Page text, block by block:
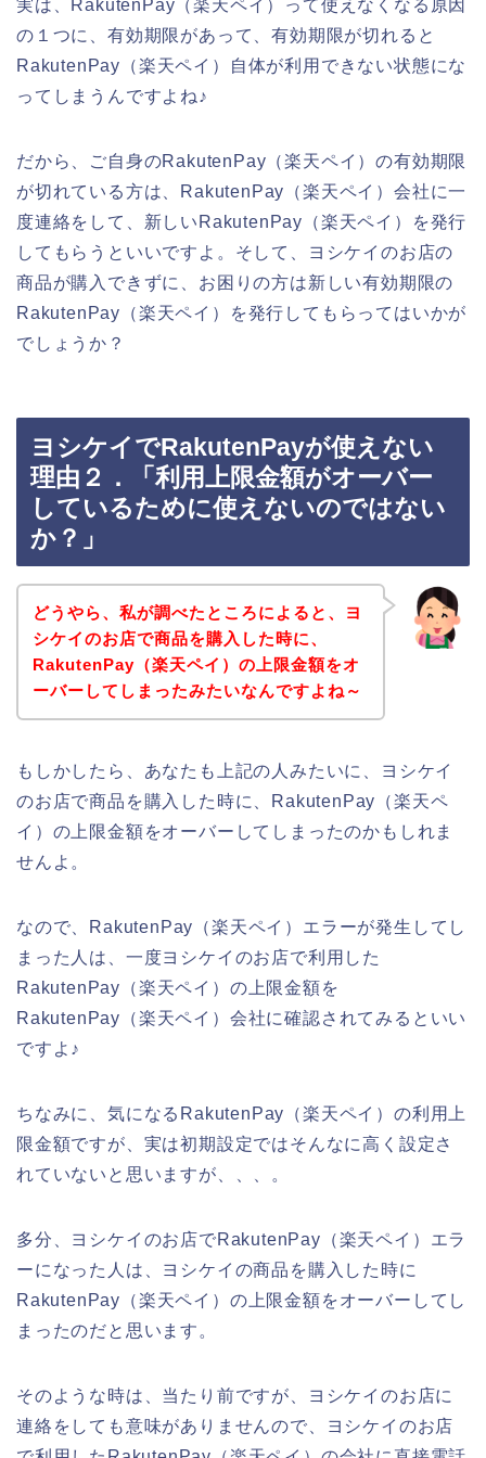
実は、RakutenPay（楽天ペイ）って使えなくなる原因
の１つに、有効期限があって、有効期限が切れると
RakutenPay（楽天ペイ）自体が利用できない状態にな
ってしまうんですよね♪
だから、ご自身のRakutenPay（楽天ペイ）の有効期限
が切れている方は、RakutenPay（楽天ペイ）会社に一
度連絡をして、新しいRakutenPay（楽天ペイ）を発行
してもらうといいですよ。そして、ヨシケイのお店の
商品が購入できずに、お困りの方は新しい有効期限の
RakutenPay（楽天ペイ）を発行してもらってはいかが
でしょうか？
ヨシケイでRakutenPayが使えない
理由２．「利用上限金額がオーバー
しているために使えないのではない
か？」
どうやら、私が調べたところによると、ヨ
シケイのお店で商品を購入した時に、
RakutenPay（楽天ペイ）の上限金額をオ
ーバーしてしまったみたいなんですよね～
もしかしたら、あなたも上記の人みたいに、ヨシケイ
のお店で商品を購入した時に、RakutenPay（楽天ペ
イ）の上限金額をオーバーしてしまったのかもしれま
せんよ。
なので、RakutenPay（楽天ペイ）エラーが発生してし
まった人は、一度ヨシケイのお店で利用した
RakutenPay（楽天ペイ）の上限金額を
RakutenPay（楽天ペイ）会社に確認されてみるといい
ですよ♪
ちなみに、気になるRakutenPay（楽天ペイ）の利用上
限金額ですが、実は初期設定ではそんなに高く設定さ
れていないと思いますが、、、。
多分、ヨシケイのお店でRakutenPay（楽天ペイ）エラ
ーになった人は、ヨシケイの商品を購入した時に
RakutenPay（楽天ペイ）の上限金額をオーバーしてし
まったのだと思います。
そのような時は、当たり前ですが、ヨシケイのお店に
連絡をしても意味がありませんので、ヨシケイのお店